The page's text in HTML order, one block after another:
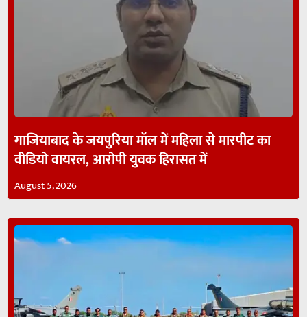
गाजियाबाद के जयपुरिया मॉल में महिला से मारपीट का
वीडियो वायरल, आरोपी युवक हिरासत में
August 5, 2026